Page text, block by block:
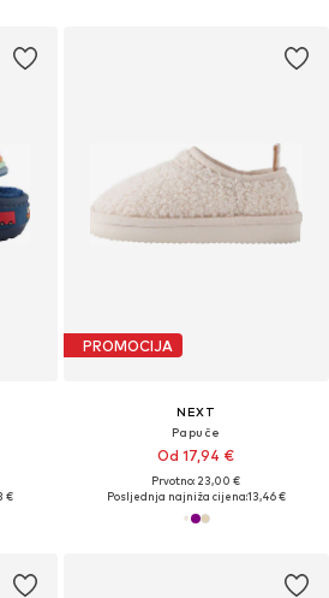
€
PROMOCIJA
NEXT
Papuče
Od 17,94 €
Prvotno: 23,00 €
Posljednja najniža cijena:13,46 €